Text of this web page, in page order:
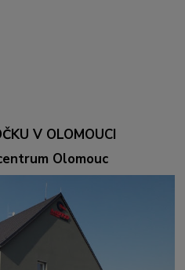
V OLOMOUCI
Olomouc